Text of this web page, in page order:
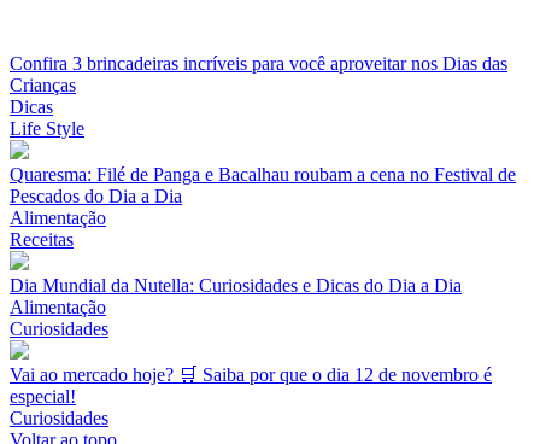
Confira 3 brincadeiras incríveis para você aproveitar nos Dias das
Crianças
Dicas
Life Style
Quaresma: Filé de Panga e Bacalhau roubam a cena no Festival de
Pescados do Dia a Dia
Alimentação
Receitas
Dia Mundial da Nutella: Curiosidades e Dicas do Dia a Dia
Alimentação
Curiosidades
Vai ao mercado hoje? 🛒 Saiba por que o dia 12 de novembro é
especial!
Curiosidades
Voltar ao topo